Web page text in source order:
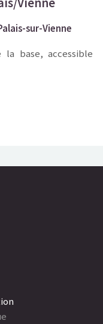
Vienne
sur-Vienne
base, accessible